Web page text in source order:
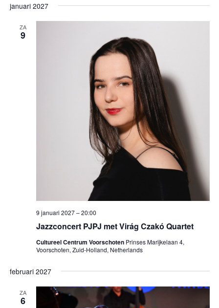
januari 2027
ZA
9
Jazzconcert PJPJ met Virág Czakó Quartet
9 januari 2027 – 20:00
Cultureel Centrum Voorschoten Prinses Marijkelaan 4,
Voorschoten, Zuid-Holland, Netherlands
februari 2027
ZA
6